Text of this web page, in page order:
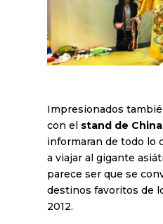
Impresionados
con el stand de China
informaran de todo lo
a viajar al gigante
parece ser que se
destinos favoritos de
2012.